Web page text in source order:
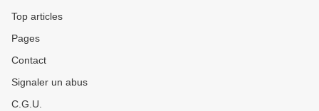
Top articles
Pages
Contact
Signaler un abus
C.G.U.